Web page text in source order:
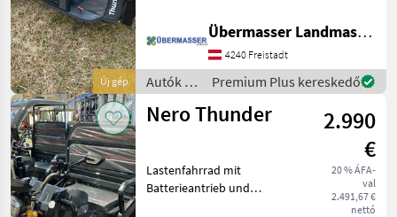
Új gép
Ah + Elektromotor 600 Watt
+ 25 Km/h + Reichweite 50-
80 km + D
Übermasser Landmaschinenhandel
4240 Freistadt
Autók /
Motorkerékpárok
/ Nero
Premium Plus kereskedő
Nero Thunder
2.990
€
20 % ÁFA-
val
2.491,67 €
nettó
Lastenfahrrad mit
Batterieantrieb und